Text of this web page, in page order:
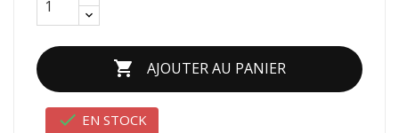
 AJOUTER AU PANIER
 EN STOCK